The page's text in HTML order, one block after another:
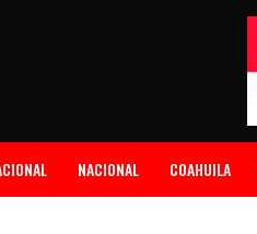
NACIONAL COAHUILA